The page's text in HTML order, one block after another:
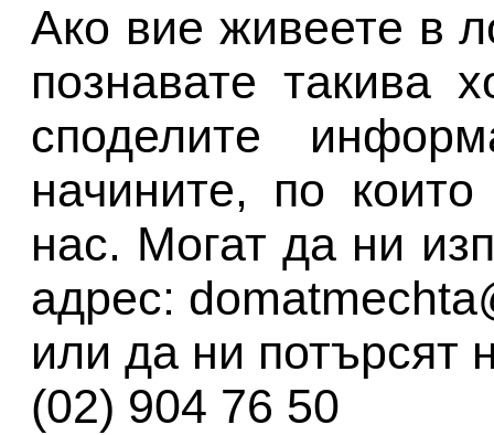
Ако вие живеете в
познавате такива
споделите
начините, по
нас. Могат да ни
адрес:
или да ни потърсят
(02) 904 76 50